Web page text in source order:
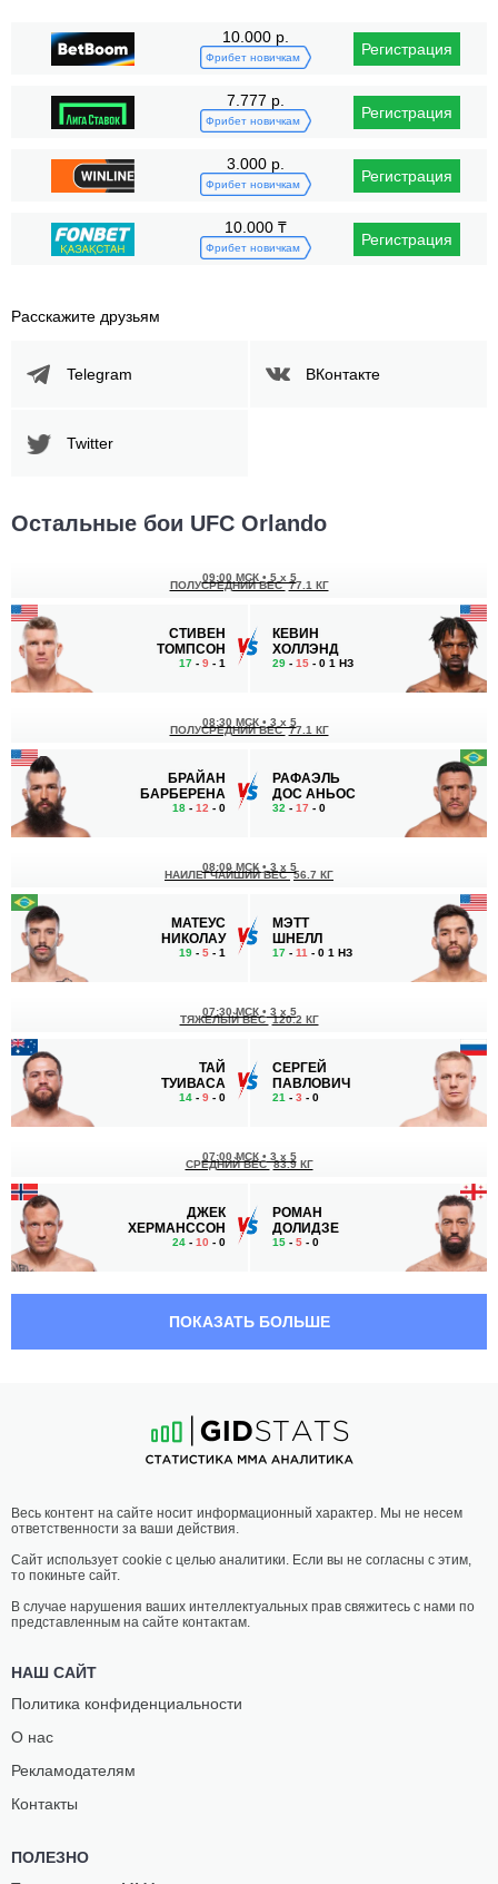
10.000 р.
Фрибет новичкам Регистрация
7.777 р.
Фрибет новичкам Регистрация
3.000 р.
Фрибет новичкам Регистрация
10.000 ₸
Фрибет новичкам Регистрация
Расскажите друзьям
Telegram ВКонтакте
Twitter
Остальные бои UFC Orlando
СТИВЕН
ТОМПСОН
17 - 9 - 1
09:00 МСК • 5 x 5
ПОЛУСРЕДНИЙ ВЕС 77.1 КГ
КЕВИН
ХОЛЛЭНД
29 - 15 - 0 1 НЗ
БРАЙАН
БАРБЕРЕНА
18 - 12 - 0
08:30 МСК • 3 x 5
ПОЛУСРЕДНИЙ ВЕС 77.1 КГ
РАФАЭЛЬ
ДОС АНЬОС
32 - 17 - 0
МАТЕУС
НИКОЛАУ
19 - 5 - 1
08:00 МСК • 3 x 5
НАИЛЕГЧАЙШИЙ ВЕС 56.7 КГ
МЭТТ
ШНЕЛЛ
17 - 11 - 0 1 НЗ
ТАЙ
ТУИВАСА
14 - 9 - 0
07:30 МСК • 3 x 5
ТЯЖЕЛЫЙ ВЕС 120.2 КГ
СЕРГЕЙ
ПАВЛОВИЧ
21 - 3 - 0
ДЖЕК
ХЕРМАНССОН
24 - 10 - 0
07:00 МСК • 3 x 5
СРЕДНИЙ ВЕС 83.9 КГ
РОМАН
ДОЛИДЗЕ
15 - 5 - 0
ПРАЙС
16-11- 0 2 НЗ
06:00 МСК•
ПОЛУСРЕДНИЙ ВЕС 77.1 КГ
РОУ
ПОКАЗАТЬ БОЛЬШЕ
Весь контент на сайте носит информационный характер. Мы не несем
ответственности за ваши действия.
Сайт использует cookie с целью аналитики. Если вы не согласны с этим,
то покиньте сайт.
В случае нарушения ваших интеллектуальных прав свяжитесь с нами по
представленным на сайте контактам.
НАШ САЙТ
Политика конфиденциальности
О нас
Рекламодателям
Контакты
ПОЛЕЗНО